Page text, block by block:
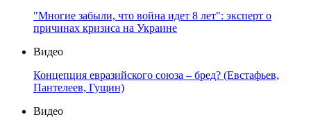
"Многие забыли, что война идет 8 лет": эксперт о
причинах кризиса на Украине
Видео
Концепция евразийского союза – бред? (Евстафьев,
Пантелеев, Гущин)
Видео